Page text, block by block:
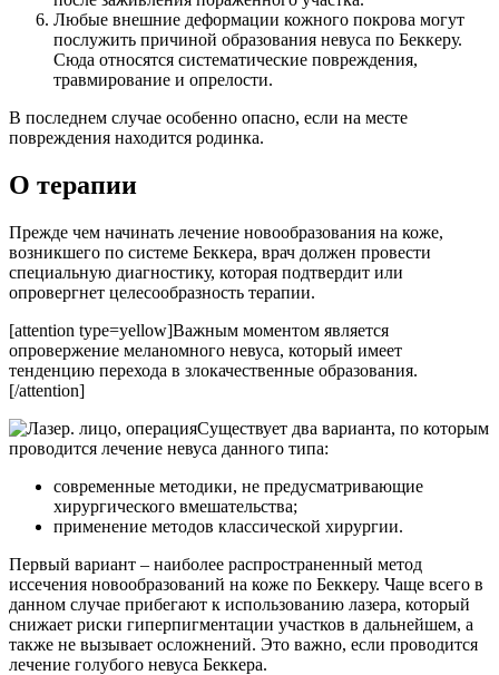
Любые внешние деформации кожного покрова могут
послужить причиной образования невуса по Беккеру.
Сюда относятся систематические повреждения,
травмирование и опрелости.
В последнем случае особенно опасно, если на месте
повреждения находится родинка.
О терапии
Прежде чем начинать лечение новообразования на коже,
возникшего по системе Беккера, врач должен провести
специальную диагностику, которая подтвердит или
опровергнет целесообразность терапии.
[attention type=yellow]Важным моментом является
опровержение меланомного невуса, который имеет
тенденцию перехода в злокачественные образования.
[/attention]
Существует два варианта, по которым
проводится лечение невуса данного типа:
современные методики, не предусматривающие
хирургического вмешательства;
применение методов классической хирургии.
Первый вариант – наиболее распространенный метод
иссечения новообразований на коже по Беккеру. Чаще всего в
данном случае прибегают к использованию лазера, который
снижает риски гиперпигментации участков в дальнейшем, а
также не вызывает осложнений. Это важно, если проводится
лечение голубого невуса Беккера.